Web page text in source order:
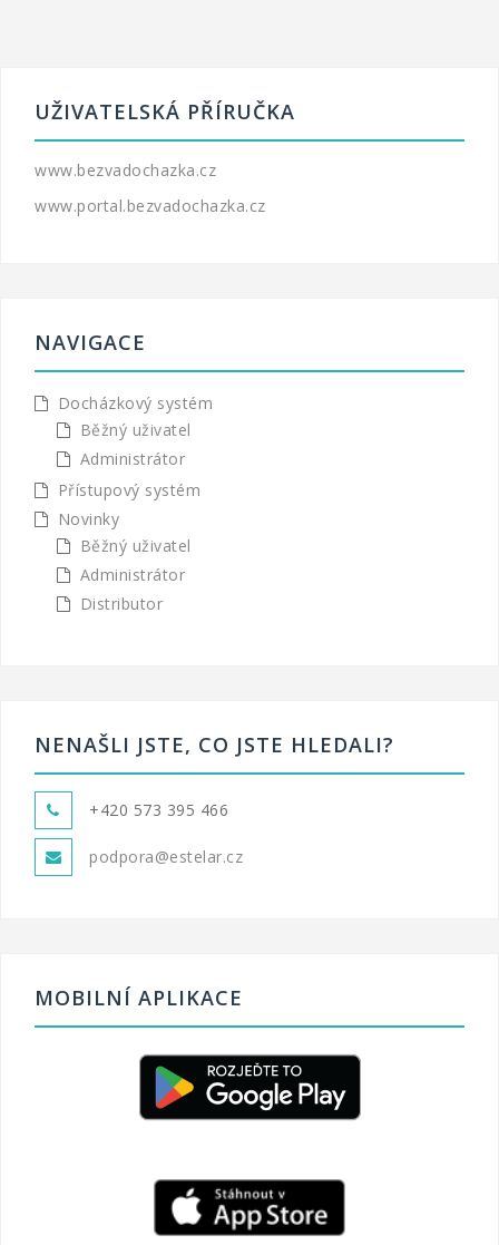
UŽIVATELSKÁ PŘÍRUČKA
www.bezvadochazka.cz
www.portal.bezvadochazka.cz
NAVIGACE
Docházkový systém
Běžný uživatel
Administrátor
Přístupový systém
Novinky
Běžný uživatel
Administrátor
Distributor
NENAŠLI JSTE, CO JSTE HLEDALI?
+420 573 395 466
podpora@estelar.cz
MOBILNÍ APLIKACE